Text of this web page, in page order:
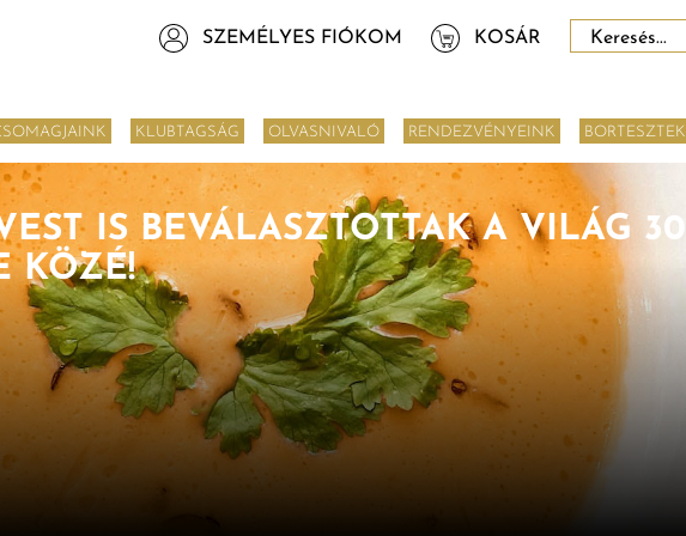
SZEMÉLYES FIÓKOM KOSÁR Keresés:
KLUBTAGSÁG OLVASNIVALÓ RENDEZVÉNYEINK BORTESZTEK
IS BEVÁLASZTOTTAK A VILÁG 30
KÖZÉ!